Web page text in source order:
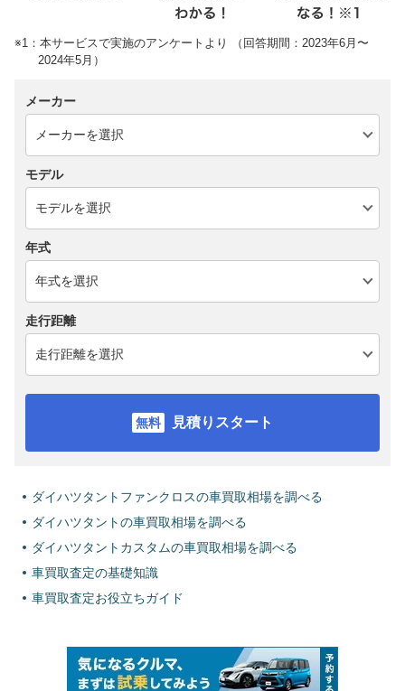
※1：本サービスで実施のアンケートより （回答期間：2023年6月〜
2024年5月）
メーカー
モデル
年式
走行距離
見積りスタート
ダイハツタントファンクロスの車買取相場を調べる
ダイハツタントの車買取相場を調べる
ダイハツタントカスタムの車買取相場を調べる
車買取査定の基礎知識
車買取査定お役立ちガイド